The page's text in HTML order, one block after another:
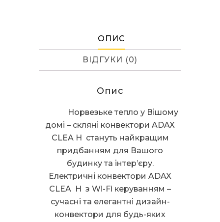
ОПИС
ВІДГУКИ (0)
Опис
Норвезьке тепло у Вішому
домі – скляні конвектори ADAX
CLEA H стануть найкращим
придбанням для Вашого
будинку та інтер’єру.
Електричні конвектори ADAX
CLEA H з Wi-Fi керуванням –
сучасні та елегантні дизайн-
конвектори для будь-яких